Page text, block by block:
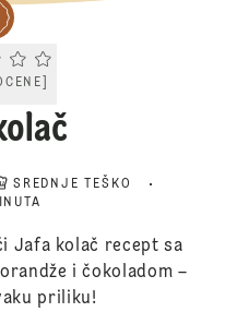
rating 0.0. Click to rate.
SREDNJE TEŠKO
Jafa kolač recept sa
i čokoladom –
priliku!